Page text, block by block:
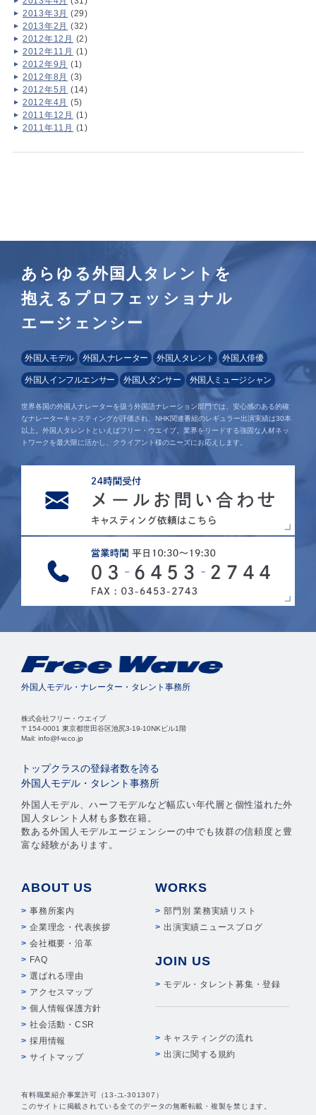
2013年3月 (29)
2013年2月 (32)
2012年12月 (2)
2012年11月 (1)
2012年9月 (1)
2012年8月 (3)
2012年5月 (14)
2012年4月 (5)
2011年12月 (1)
2011年11月 (1)
あらゆる外国人タレントを
抱えるプロフェッショナル
エージェンシー
外国人モデル 外国人ナレーター 外国人タレント 外国人俳優
外国人インフルエンサー 外国人ダンサー 外国人ミュージシャン
世界各国の外国人ナレーターを扱う外国語ナレーション部門では、安心感のある的確
なナレーターキャスティングが評価され、NHK関連番組のレギュラー出演実績は30本
以上。外国人タレントといえばフリー・ウエイブ。業界をリードする強固な人材ネッ
トワークを最大限に活かし、クライアント様のニーズにお応えします。
外国人モデル・ナレーター・タレント事務所
株式会社フリー・ウエイブ
〒154-0001 東京都世田谷区池尻3-19-10NKビル1階
Mail: info@f-w.co.jp
トップクラスの登録者数を誇る
外国人モデル・タレント事務所
外国人モデル、ハーフモデルなど幅広い年代層と個性溢れた外
国人タレント人材も多数在籍。
数ある外国人モデルエージェンシーの中でも抜群の信頼度と豊
富な経験があります。
ABOUT US
事務所案内
企業理念・代表挨拶
会社概要・沿革
FAQ
選ばれる理由
アクセスマップ
個人情報保護方針
社会活動・CSR
採用情報
サイトマップ
WORKS
部門別 業務実績リスト
出演実績ニュースブログ
JOIN US
モデル・タレント募集・登録
キャスティングの流れ
出演に関する規約
有料職業紹介事業許可（13-ユ-301307）
このサイトに掲載されている全てのデータの無断転載・複製を禁じます。